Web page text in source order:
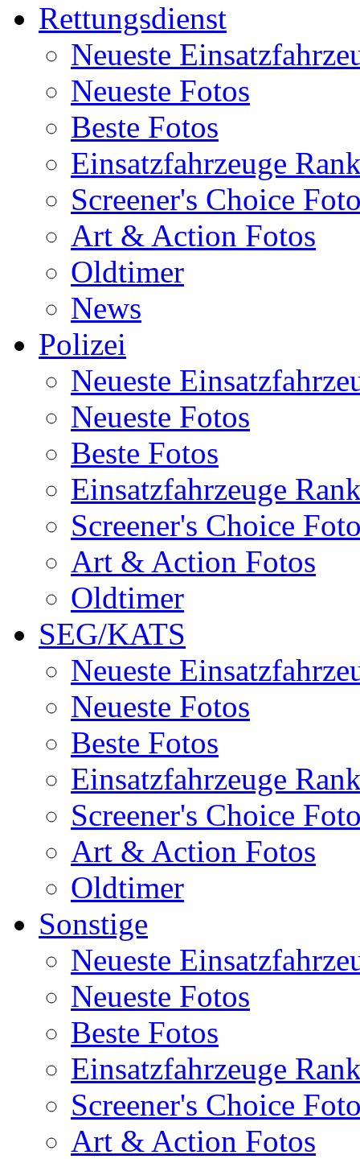
Rettungsdienst
Neueste
Neueste Fotos
Beste Fotos
Einsatzfahrzeuge
Screener's Choice
Art & Action Fotos
Oldtimer
News
Polizei
Neueste
Neueste Fotos
Beste Fotos
Einsatzfahrzeuge
Screener's Choice
Art & Action Fotos
Oldtimer
SEG/KATS
Neueste
Neueste Fotos
Beste Fotos
Einsatzfahrzeuge
Screener's Choice
Art & Action Fotos
Oldtimer
Sonstige
Neueste
Neueste Fotos
Beste Fotos
Einsatzfahrzeuge
Screener's Choice
Art & Action Fotos